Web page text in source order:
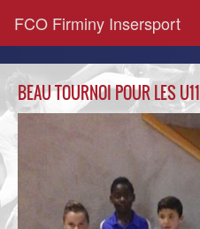
FCO Firminy Insersport
BEAU TOURNOI POUR LES U11